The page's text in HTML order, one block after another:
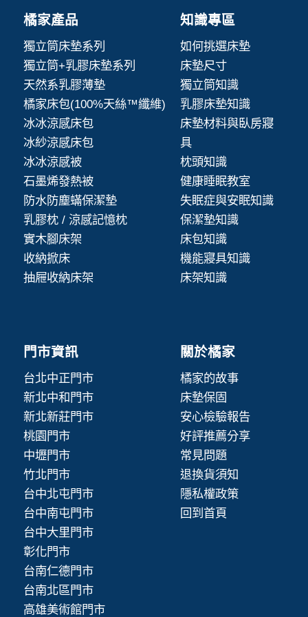
橘家產品
獨立筒床墊系列
獨立筒+乳膠床墊系列
天然系乳膠薄墊
橘家床包(100%天絲™纖維)
冰冰涼感床包
冰紗涼感床包
冰冰涼感被
石墨烯發熱被
防水防塵蟎保潔墊
乳膠枕 / 涼感記憶枕
實木腳床架
收納掀床
抽屜收納床架
知識專區
如何挑選床墊
床墊尺寸
獨立筒知識
乳膠床墊知識
床墊材料與臥房寢
具
枕頭知識
健康睡眠教室
失眠症與安眠知識
保潔墊知識
床包知識
機能寢具知識
床架知識
門市資訊
台北中正門市
新北中和門市
新北新莊門市
桃園門市
中壢門市
竹北門市
台中北屯門市
台中南屯門市
台中大里門市
彰化門市
台南仁德門市
台南北區門市
高雄美術館門市
關於橘家
橘家的故事
床墊保固
安心檢驗報告
好評推薦分享
常見問題
退換貨須知
隱私權政策
回到首頁